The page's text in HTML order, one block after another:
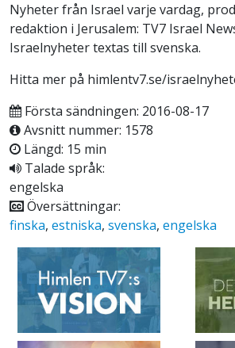
Nyheter från Israel varje vardag,
redaktion i Jerusalem: TV7 Israel
Israelnyheter textas till svenska.
Hitta mer på himlentv7.se/
Första sändningen: 2016-08-17
Avsnitt nummer: 1578
Längd: 15 min
Talade språk:
engelska
Översättningar:
finska, estniska, svenska, engelska